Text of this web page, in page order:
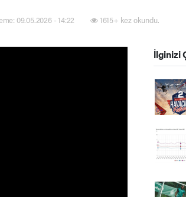
09.05.2026 - 14:22 1615+ kez okundu.
İlginizi